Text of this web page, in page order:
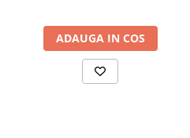
Organizare si depozitare
Cutii depozitare
Umerase pentru haine si suporturi
Consumabile sanitare
Uniforme medicale de unica
ADAUGA IN COS